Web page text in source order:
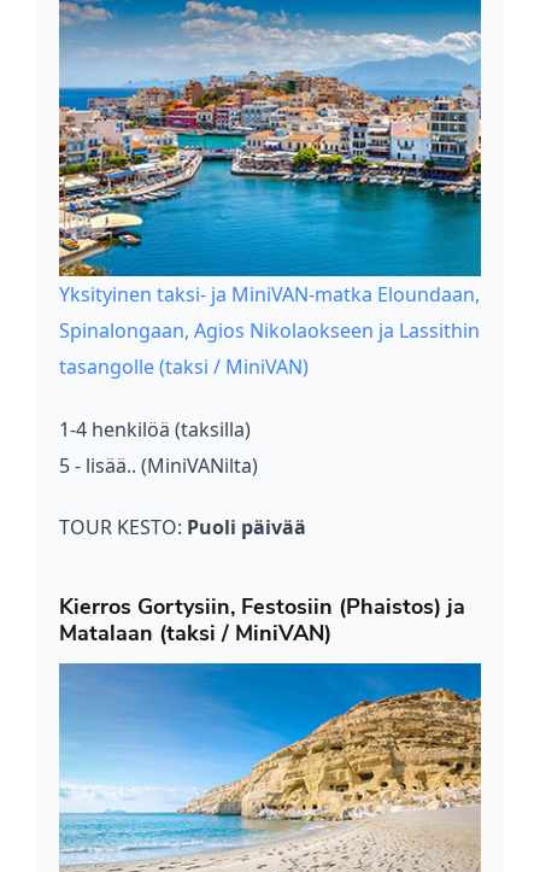
Yksityinen taksi- ja MiniVAN-matka Eloundaan,
Spinalongaan, Agios Nikolaokseen ja Lassithin
tasangolle (taksi / MiniVAN)
1-4 henkilöä (taksilla)
5 - lisää.. (MiniVANilta)
TOUR KESTO: Puoli päivää
Kierros Gortysiin, Festosiin (Phaistos) ja
Matalaan (taksi / MiniVAN)